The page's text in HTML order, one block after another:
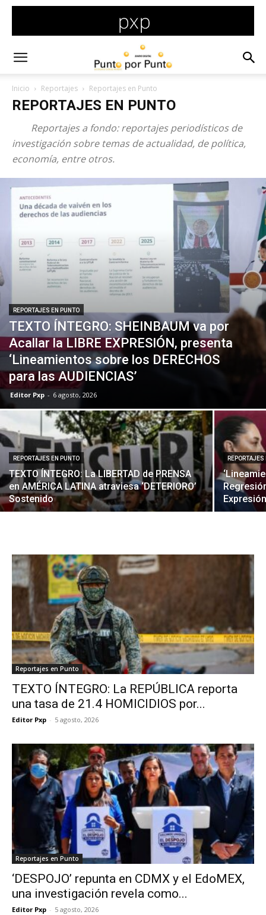
Inicio Reportajes Reportajes en Punto
REPORTAJES EN PUNTO
Reportajes a fondo: reportajes periodísticos de
investigación sobre temas de actualidad, de política,
economía, entre otros.
REPORTAJES EN PUNTO
TEXTO ÍNTEGRO: SHEINBAUM va por
Acallar la LIBRE EXPRESIÓN, presenta
‘Lineamientos sobre los DERECHOS
para las AUDIENCIAS’
Editor Pxp - 6 agosto, 2026
REPORTAJES EN PUNTO
TEXTO ÍNTEGRO: La LIBERTAD de PRENSA
en AMÉRICA LATINA atraviesa ‘DETERIORO’
Sostenido
Reportajes en Punto
TEXTO ÍNTEGRO: La REPÚBLICA reporta
una tasa de 21.4 HOMICIDIOS por...
Editor Pxp - 5 agosto, 2026
Reportajes en Punto
‘DESPOJO’ repunta en CDMX y el EdoMEX,
una investigación revela como...
Editor Pxp - 5 agosto, 2026